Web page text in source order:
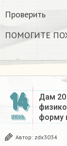
Проверить
ПОМОГИТЕ
14
ИЮНЬ
Дам 20
форму
Автор: zdx3034